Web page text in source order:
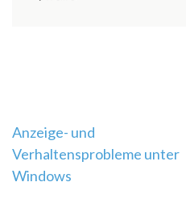
Beitragsnavigation
Anzeige- und
Verhaltensprobleme unter
Windows